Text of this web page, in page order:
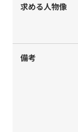
求める人物像
備考